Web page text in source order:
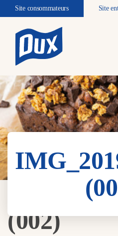
Site consommateurs Site
(002)